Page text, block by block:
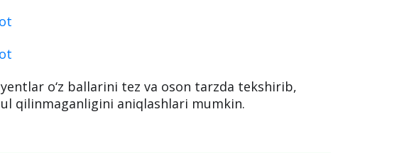
o‘z ballarini tez va oson tarzda tekshirib,
qilinmaganligini aniqlashlari mumkin.